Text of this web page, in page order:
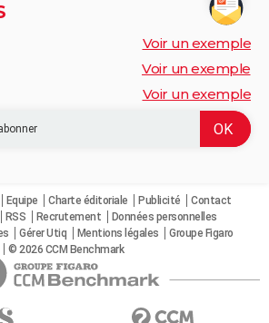
Voir un exemple
Voir un exemple
Voir un exemple
Equipe Charte éditoriale Publicité
Contact
RSS Recrutement
Données personnelles
Gérer Utiq Mentions légales
Groupe Figaro
© 2026 CCM Benchmark